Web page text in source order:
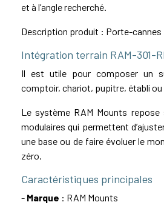
et à l’angle recherché.
Description produit : Porte-cannes
Intégration terrain RAM-301-
Il est utile pour composer un
comptoir, chariot, pupitre, établi ou
Le système RAM Mounts
modulaires qui permettent
une base ou de faire évoluer le
zéro.
Caractéristiques principales
- Marque : RAM Mounts